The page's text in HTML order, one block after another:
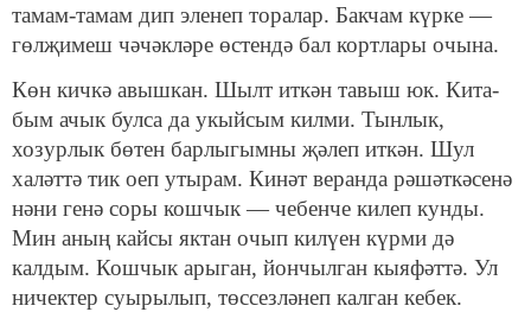
тамам-тамам дип эленеп тора­лар. Бакчам күрке —
гөлҗимеш чәчәкләре өстендә бал кортлары очына.
Көн кичкә авышкан. Шылт иткән тавыш юк. Кита­
бым ачык булса да укыйсым килми. Тынлык,
хозурлык бөтен барлыгымны җәлеп иткән. Шул
халәттә тик оеп утырам. Кинәт веранда рәшәткәсенә
нәни генә соры кошчык — чебенче килеп кунды.
Мин аның кайсы яктан очып килүен күрми дә
калдым. Кошчык арыган, йончы­лган кыяфәттә. Ул
ничектер суырылып, төссезләнеп кал­ган кебек.